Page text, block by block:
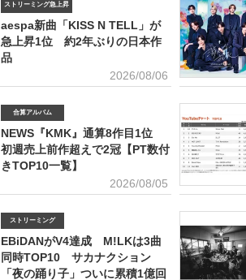
ストリーミング急上昇
aespa新曲「KISS N TELL」が
急上昇1位 約2年ぶりの日本作
品
2026/08/06
合算アルバム
NEWS『KMK』通算8作目1位
初週売上前作超えで2冠【PT数付
きTOP10一覧】
2026/08/05
ストリーミング
EBiDANがV4達成 M!LKは3曲
同時TOP10 サカナクション
「夜の踊り子」ついに累積1億回